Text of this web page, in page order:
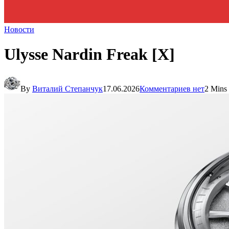
Новости
Ulysse Nardin Freak [X]
By Виталий Степанчук17.06.2026Комментариев нет2 Mins